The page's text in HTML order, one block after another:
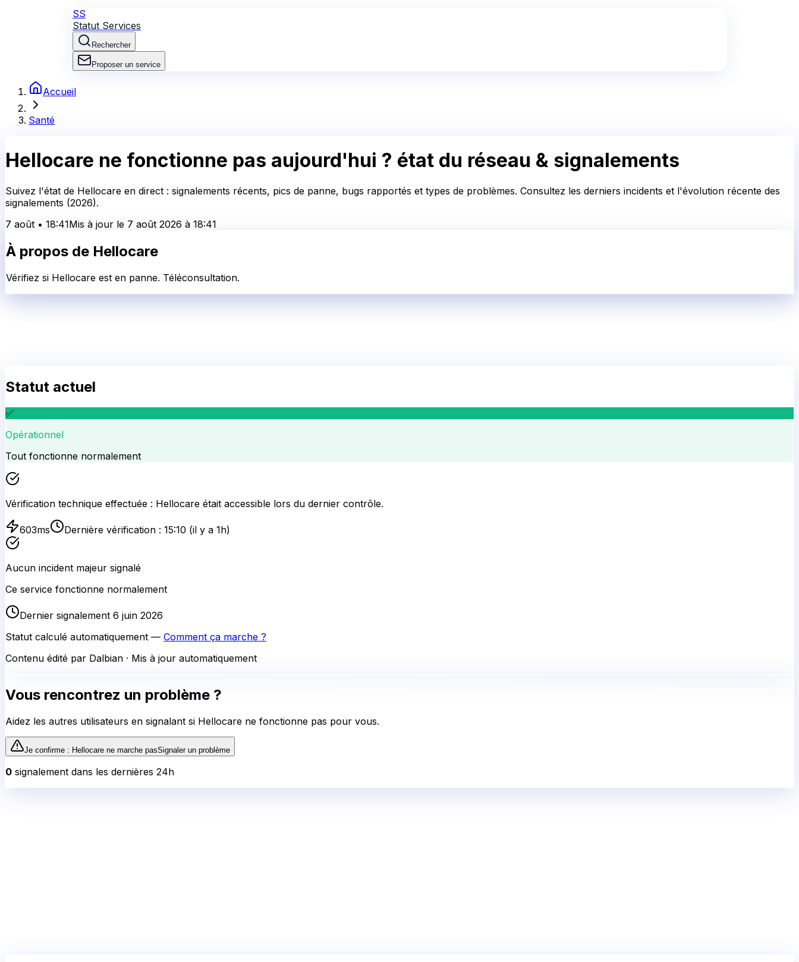
SS
Statut Services
Rechercher
Proposer un service
Accueil
Santé
Hellocare ne fonctionne pas aujourd'hui ? état du réseau & signalements
Suivez l'état de Hellocare en direct : signalements récents, pics de panne, bugs rapportés et types de problèmes. Consultez les derniers incidents et l'évolution récente des
signalements (2026).
7 août • 18:41Mis à jour le 7 août 2026 à 18:41
À propos de Hellocare
Vérifiez si Hellocare est en panne. Téléconsultation.
Statut actuel
✅
Opérationnel
Tout fonctionne normalement
Vérification technique effectuée : Hellocare était accessible lors du dernier contrôle.
603ms Dernière vérification : 15:10 (il y a 1h)
Aucun incident majeur signalé
Ce service fonctionne normalement
Dernier signalement 6 juin 2026
Statut calculé automatiquement — Comment ça marche ?
Contenu édité par Dalbian · Mis à jour automatiquement
Vous rencontrez un problème ?
Aidez les autres utilisateurs en signalant si Hellocare ne fonctionne pas pour vous.
Je confirme : Hellocare ne marche pasSignaler un problème
0 signalement dans les dernières 24h